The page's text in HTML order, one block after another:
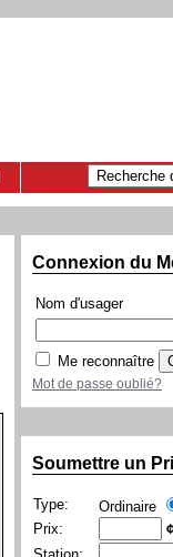
Connexion du
Nom d'usager
Me reconnaître
Mot de passe oublié?
Soumettre un
Type: Ordinaire
Prix: